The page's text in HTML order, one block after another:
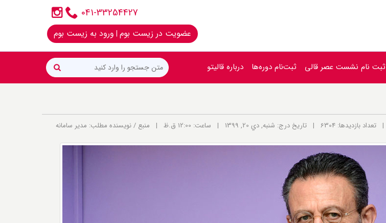
041-33254427
عضویت در زیست بوم | ورود به زیست بوم
ثبت‌ نام نشست عصر‌ قالی ثبت‌نام دوره‌ها درباره قالیتو